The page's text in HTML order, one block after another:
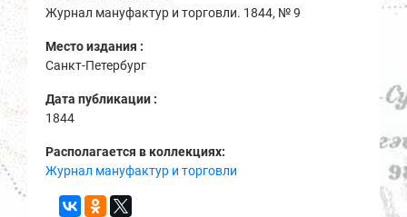
Журнал мануфактур и торговли. 1844, № 9
Место издания :
Санкт-Петербург
Дата публикации :
1844
Располагается в коллекциях:
Журнал мануфактур и торговли